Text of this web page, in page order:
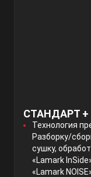
СТАНДАРТ +
Технология
Разборку/
сушку,
«Lamark
«Lamark